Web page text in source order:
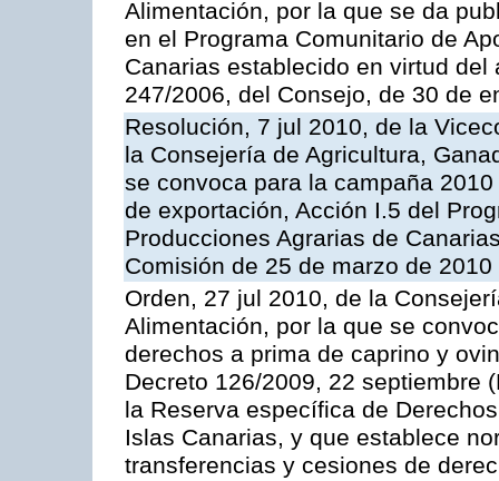
Alimentación, por la que se da
en el Programa Comunitario de
Canarias establecido en virtud del
247/2006, del Consejo, de 30 de
Resolución, 7 jul 2010, de la
la Consejería de Agricultura,
se convoca para la campaña
de exportación, Acción I.5 del
Producciones Agrarias de
Comisión de 25 de marzo de 2010
Orden, 27 jul 2010, de la
Alimentación, por la que se
derechos a prima de caprino y
Decreto 126/2009, 22 septiembre
la Reserva específica de
Islas Canarias, y que establece
transferencias y cesiones de